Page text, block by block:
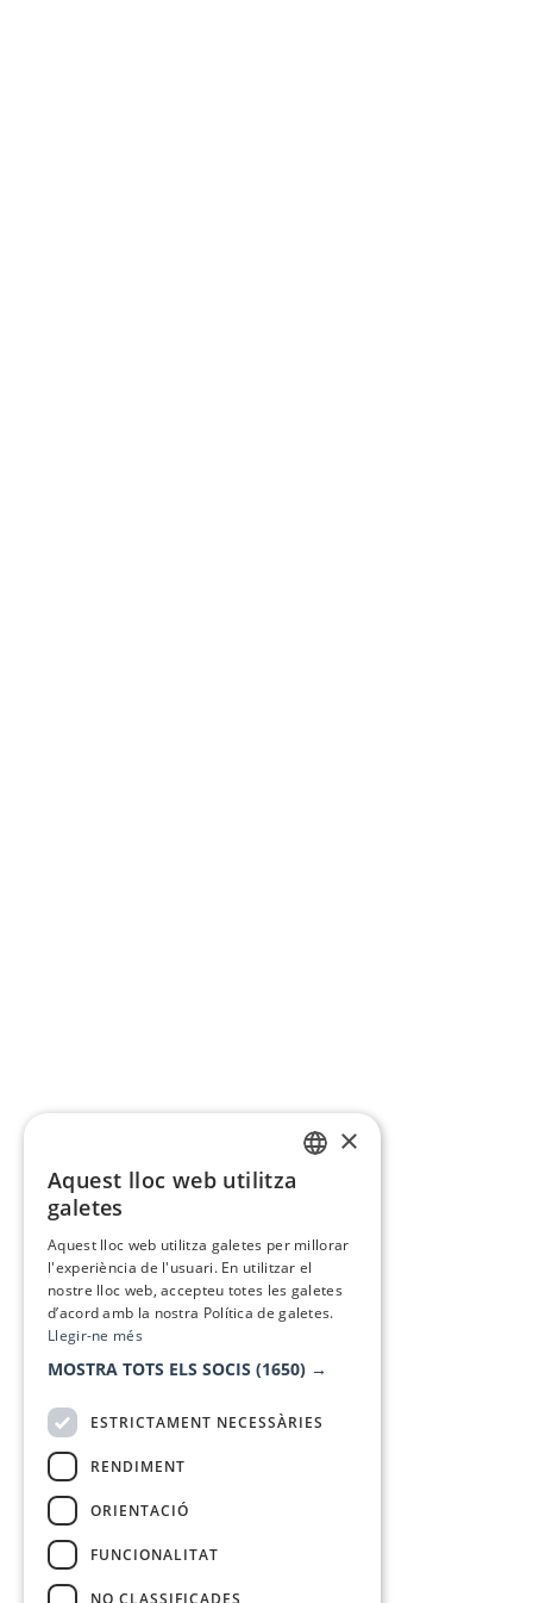
×
Aquest lloc web utilitza
galetes
Aquest lloc web utilitza galetes per millorar
l'experiència de l'usuari. En utilitzar el
nostre lloc web, accepteu totes les galetes
d’acord amb la nostra Política de galetes.
Llegir-ne més
MOSTRA TOTS ELS SOCIS (1650) →
ESTRICTAMENT NECESSÀRIES
RENDIMENT
ORIENTACIÓ
FUNCIONALITAT
NO CLASSIFICADES